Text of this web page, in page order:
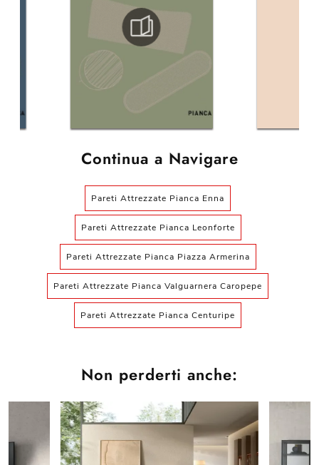
Continua a Navigare
Pareti Attrezzate Pianca Enna
Pareti Attrezzate Pianca Leonforte
Pareti Attrezzate Pianca Piazza Armerina
Pareti Attrezzate Pianca Valguarnera Caropepe
Pareti Attrezzate Pianca Centuripe
Non perderti anche: